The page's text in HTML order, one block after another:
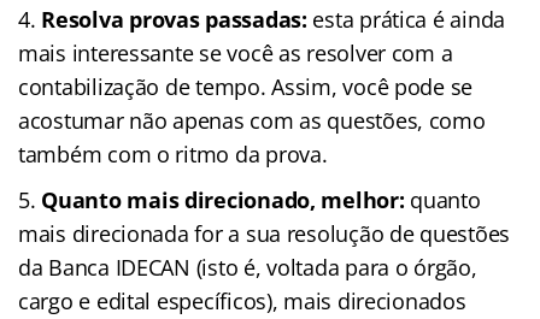
Resolva provas passadas: esta prática é ainda
mais interessante se você as resolver com a
contabilização de tempo. Assim, você pode se
acostumar não apenas com as questões, como
também com o ritmo da prova.
Quanto mais direcionado, melhor: quanto
mais direcionada for a sua resolução de questões
da Banca IDECAN (isto é, voltada para o órgão,
cargo e edital específicos), mais direcionados